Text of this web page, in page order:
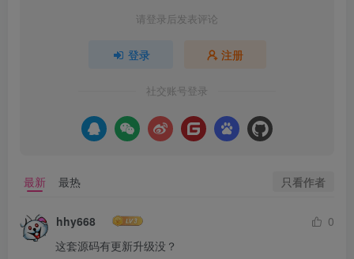
请登录后发表评论
登录 注册
社交账号登录
最新 最热 只看作者
hhy668
0
这套源码有更新升级没？